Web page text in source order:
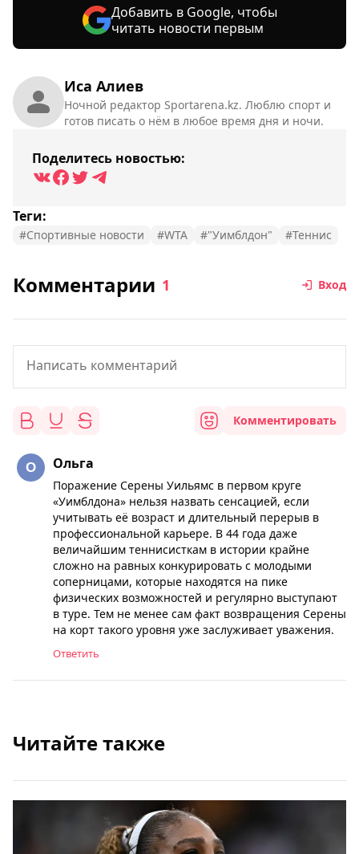
Иса Алиев
Ночной редактор Sportarena.kz. Люблю спорт и
готов писать о нём в любое время дня и ночи.
Поделитесь новостью:
Теги:
#Спортивные новости #WTA #"Уимблдон" #Теннис
Добавить в Google, чтобы
читать новости первым
Комментарии 1 Вход
Комментировать
Ольга
Поражение Серены Уильямс в первом круге
«Уимблдона» нельзя назвать сенсацией, если
учитывать её возраст и длительный перерыв в
профессиональной карьере. В 44 года даже
величайшим теннисисткам в истории крайне
сложно на равных конкурировать с молодыми
соперницами, которые находятся на пике
физических возможностей и регулярно выступают
в туре. Тем не менее сам факт возвращения Серены
на корт такого уровня уже заслуживает уважения.
Ответить
Читайте также